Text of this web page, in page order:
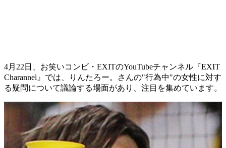
4月22日、お笑いコンビ・EXITのYouTubeチャンネル『EXIT
Charannel』では、りんたろー。さんの"行為中"の女性に対す
る疑問について議論する場面があり、注目を集めています。